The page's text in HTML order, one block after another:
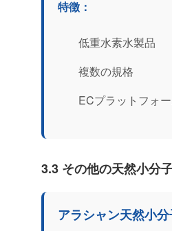
特徴：
低重水素水製品
複数の規格
ECプラットフォ
3.3 その他の天然小分
アラシャン天然小